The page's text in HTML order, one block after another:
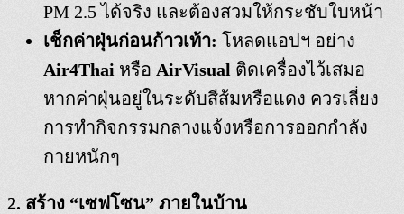
PM 2.5 ได้จริง และต้องสวมให้กระชับใบหน้า
เช็กค่าฝุ่นก่อนก้าวเท้า: โหลดแอปฯ อย่าง
Air4Thai หรือ AirVisual ติดเครื่องไว้เสมอ
หากค่าฝุ่นอยู่ในระดับสีส้มหรือแดง ควรเลี่ยง
การทำกิจกรรมกลางแจ้งหรือการออกกำลัง
กายหนักๆ
2. สร้าง “เซฟโซน” ภายในบ้าน